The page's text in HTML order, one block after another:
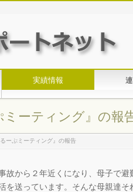
実績情報
ミーティング』の報
ーぷミーティング』の報告
故から２年近くになり、母子で
を送っています。そんな母親達そ